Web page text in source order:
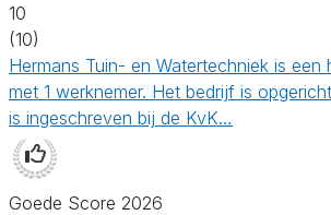
10
(10)
Hermans Tuin- en Watertechniek is een
met 1 werknemer. Het bedrijf is
is ingeschreven bij de KvK…
Goede Score 2026